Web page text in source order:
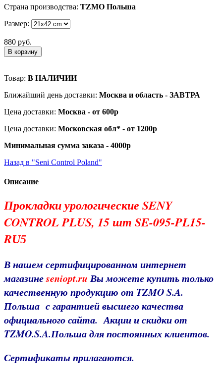
Страна производства: TZMO Польша
Размер:
880 руб.
В корзину
Товар: В НАЛИЧИИ
Ближайший день доставки: Москва и область - ЗАВТРА
Цена доставки: Москва - от 600р
Цена доставки: Московская обл* - от 1200р
Минимальная сумма заказа - 4000р
Назад в "Seni Control Poland"
Описание
Прокладки урологические SENY
CONTROL PLUS, 15 шт SE-095-PL15-
RU5
В нашем сертифицированном интернет
магазинеseniopt.ru Вы можете купить только
качественную продукцию от TZMO S.A.
Польша с гарантией высшего качества
официальногосайта. Акции и скидки от
TZMO.S.A.Польша для постоянных клиентов.
Сертификаты прилагаются.